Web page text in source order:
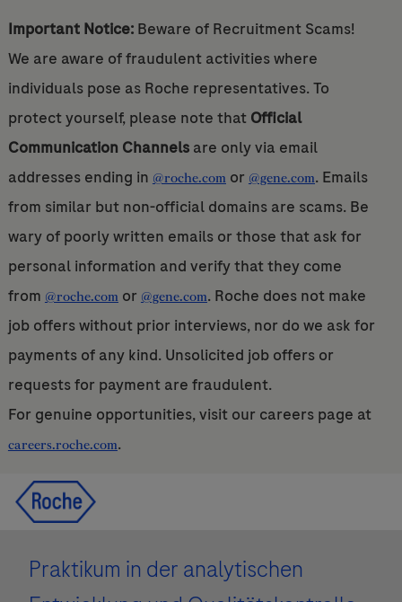
Important Notice:Beware of Recruitment Scams!
We are aware of fraudulent activities where
individuals pose as Roche representatives. To
protect yourself, please note that Official
Communication Channelsare only via email
addresses ending in @roche.comor @gene.com. Emails
from similar but non-official domains are scams. Be
wary of poorly written emails or those that ask for
personal information and verify that they come
from @roche.comor @gene.com. Roche does not make
job offers without prior interviews, nor do we ask for
payments of any kind. Unsolicited job offers or
requests for payment are fraudulent.
For genuine opportunities, visit our careers page at
careers.roche.com.
Praktikum in der analytischen